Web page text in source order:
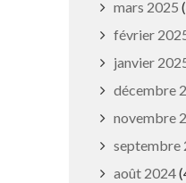
mars 2025
février
janvier
décembre
novembre
septembre
août 2024
Alerte
30 juin 2026